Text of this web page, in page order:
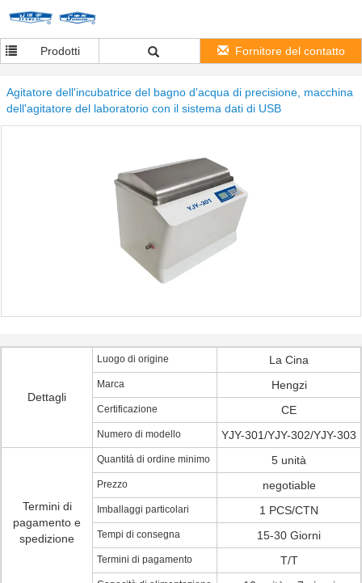
Prodotti Fornitore del contatto
Agitatore dell'incubatrice del bagno d'acqua di precisione, macchina
dell'agitatore del laboratorio con il sistema dati di USB
Dettagli
Luogo di origine La Cina
Marca Hengzi
Certificazione CE
Numero di modello YJY-301/YJY-302/YJY-303
Termini di
pagamento e
spedizione
Quantità di ordine minimo 5 unità
Prezzo negotiable
Imballaggi particolari 1 PCS/CTN
Tempi di consegna 15-30 Giorni
Termini di pagamento T/T